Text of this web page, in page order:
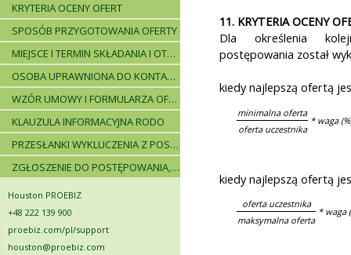
KRYTERIA OCENY OFERT
SPOSÓB PRZYGOTOWANIA OFERTY
MIEJSCE I TERMIN SKŁADANIA I OTWARCIA OFERT - PRZEBIEG POSTĘPOWANIA
OSOBA UPRAWNIONA DO KONTAKTÓW
WZÓR UMOWY I FORMULARZA OFERTOWEGO
KLAUZULA INFORMACYJNA RODO
PRZESŁANKI WYKLUCZENIA Z POSTĘPOWANIA
ZGŁOSZENIE DO POSTĘPOWANIA, ZASADY I INSTRUKCJE
Houston PROEBIZ
+48 222 139 900
proebiz.com/pl/support
houston@proebiz.com
11. KRYTERIA OCENY
Dla określenia
postępowania został
kiedy najlepszą ofertą
minimalna oferta
* waga
oferta uczestnika
kiedy najlepszą ofertą
oferta uczestnika
* waga
maksymalna oferta